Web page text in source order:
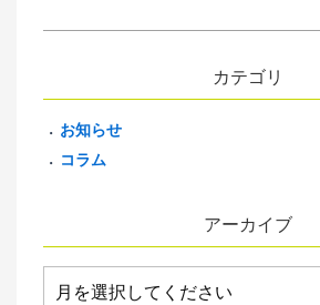
カテゴリ
お知らせ
コラム
アーカイブ